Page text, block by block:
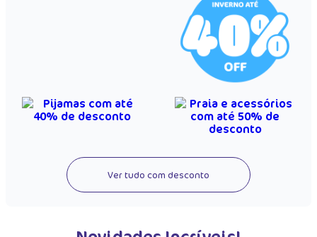
Ver tudo com desconto